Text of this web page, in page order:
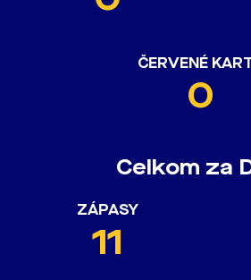
ČERVENÉ
0
Celkom za
ZÁPASY
11